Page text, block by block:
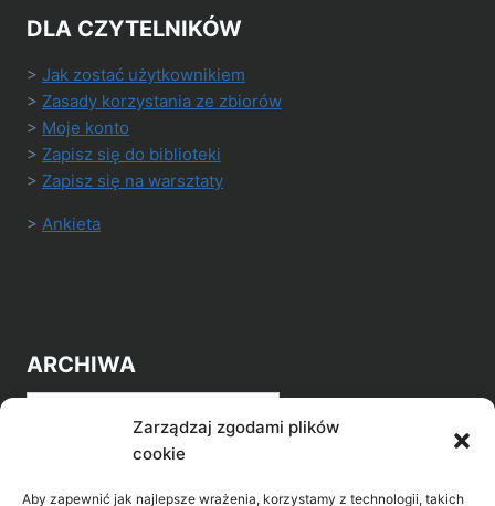
Zarządzaj zgodami plików
cookie
Aby zapewnić jak najlepsze wrażenia, korzystamy z technologii, takich
DLA CZYTELNIKÓW
> Jak zostać użytkownikiem
> Zasady korzystania ze zbiorów
> Moje konto
> Zapisz się do biblioteki
> Zapisz się na warsztaty
> Ankieta
ARCHIWA
Archiwa